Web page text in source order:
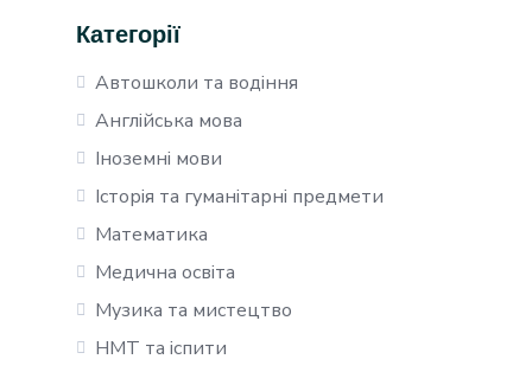
Категорії
Автошколи та водіння
Англійська мова
Іноземні мови
Історія та гуманітарні предмети
Математика
Медична освіта
Музика та мистецтво
НМТ та іспити